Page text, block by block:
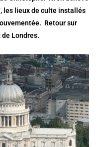
les lieux de culte installés
Retour sur
Londres.